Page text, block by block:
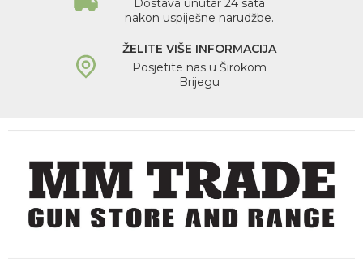
Dostava unutar 24 sata
nakon uspiješne narudžbe.
ŽELITE VIŠE INFORMACIJA
Posjetite nas u Širokom
Brijegu